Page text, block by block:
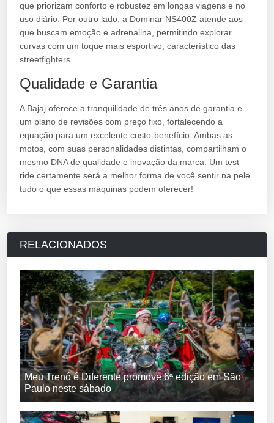
que priorizam conforto e robustez em longas viagens e no
uso diário. Por outro lado, a Dominar NS400Z atende aos
que buscam emoção e adrenalina, permitindo explorar
curvas com um toque mais esportivo, característico das
streetfighters.
Qualidade e Garantia
A Bajaj oferece a tranquilidade de três anos de garantia e
um plano de revisões com preço fixo, fortalecendo a
equação para um excelente custo-benefício. Ambas as
motos, com suas personalidades distintas, compartilham o
mesmo DNA de qualidade e inovação da marca. Um test
ride certamente será a melhor forma de você sentir na pele
tudo o que essas máquinas podem oferecer!
RELACIONADOS
Meu Trenó é Diferente promove 6ª edição em São
Paulo neste sábado